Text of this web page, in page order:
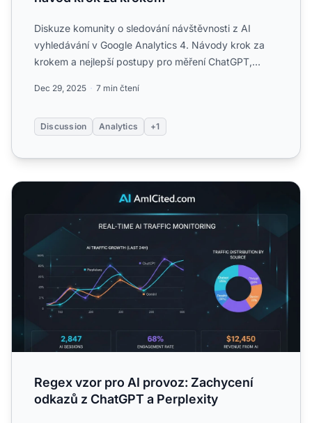
Diskuze komunity o sledování návštěvnosti z AI
vyhledávání v Google Analytics 4. Návody krok za
krokem a nejlepší postupy pro měření ChatGPT,
Dec 29, 2025 7 min čtení
Discussion Analytics +1
Regex vzor pro AI provoz: Zachycení odkazů z ChatGPT
Regex vzor pro AI provoz: Zachycení
odkazů z ChatGPT a Perplexity